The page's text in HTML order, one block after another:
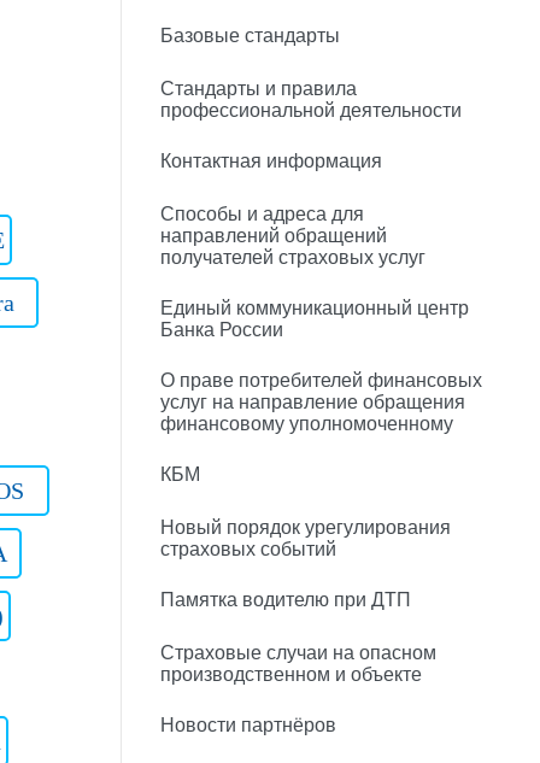
Базовые стандарты
Стандарты и правила
профессиональной деятельности
Контактная информация
Способы и адреса для
направлений обращений
получателей страховых услуг
Единый коммуникационный центр
Банка России
О праве потребителей финансовых
услуг на направление обращения
финансовому уполномоченному
КБМ
Новый порядок урегулирования
страховых событий
Памятка водителю при ДТП
Страховые случаи на опасном
производственном и объекте
Новости партнёров